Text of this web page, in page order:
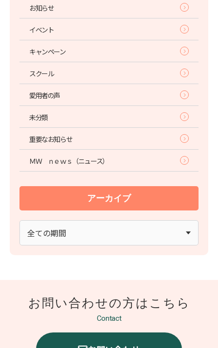
お知らせ
イベント
キャンペーン
スクール
愛用者の声
未分類
重要なお知らせ
ＭＷ ｎｅｗｓ（ニュース）
アーカイブ
お問い合わせの方は こちら
Contact